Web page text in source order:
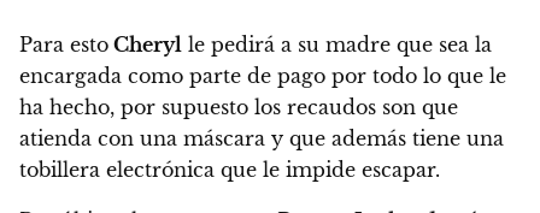
Para esto Cheryl le pedirá a su madre que sea la
encargada como parte de pago por todo lo que le
ha hecho, por supuesto los recaudos son que
atienda con una máscara y que además tiene una
tobillera electrónica que le impide escapar.